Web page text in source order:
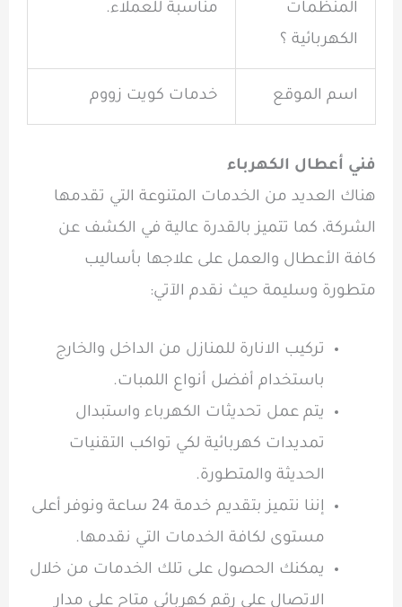
المنظمات
الكهربائية ؟
مناسبة للعملاء.
اسم الموقع خدمات كويت زووم
فني أعطال الكهرباء
هناك العديد من الخدمات المتنوعة التي تقدمها
الشركة، كما تتميز بالقدرة عالية في الكشف عن
كافة الأعطال والعمل على علاجها بأساليب
متطورة وسليمة حيث نقدم الآتي:
تركيب الانارة للمنازل من الداخل والخارج
باستخدام أفضل أنواع اللمبات.
يتم عمل تحديثات الكهرباء واستبدال
تمديدات كهربائية لكي تواكب التقنيات
الحديثة والمتطورة.
إننا نتميز بتقديم خدمة 24 ساعة
ونوفر أعلى
مستوى لكافة الخدمات التي نقدمها.
يمكنك الحصول على تلك الخدمات من خلال
الاتصال على رقم كهربائي متاح على مدار